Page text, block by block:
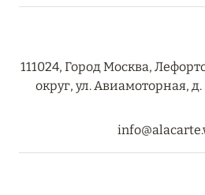
111024, Город Москва,
округ, ул. Авиамоторная, д.